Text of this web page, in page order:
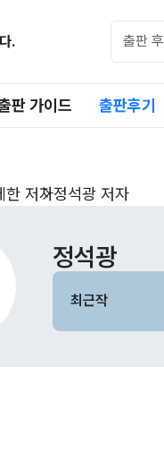
.
판 가이드 출판후기
한 저자정석광 저자
정석광
최근작